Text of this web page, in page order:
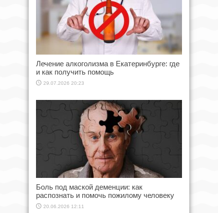
Лечение алкоголизма в Екатеринбурге: где
и как получить помощь
29.07.2026 20:23
Боль под маской деменции: как
распознать и помочь пожилому человеку
20.06.2026 12:11